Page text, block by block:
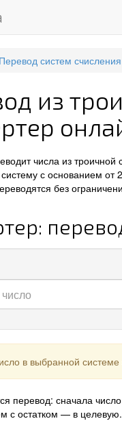
Перевод систем счисления
из
числа из
с основанием
без
в выбранной
перевод: сначала
с остатком — в